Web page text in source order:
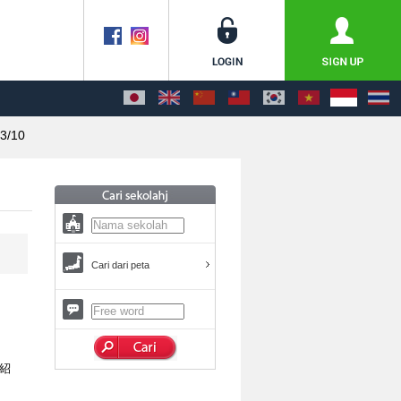
10
Cari dari peta